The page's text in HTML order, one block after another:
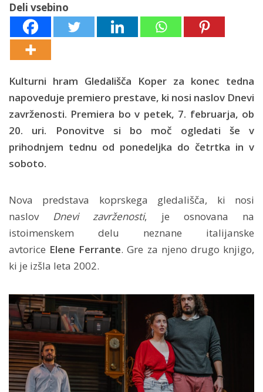
Deli vsebino
Kulturni hram Gledališča Koper za konec tedna
napoveduje premiero prestave, ki nosi naslov Dnevi
zavrženosti. Premiera bo v petek, 7. februarja, ob
20. uri. Ponovitve si bo moč ogledati še v
prihodnjem tednu od ponedeljka do četrtka in v
soboto.
Nova predstava koprskega gledališča, ki nosi
naslov Dnevi zavrženosti, je osnovana na
istoimenskem delu neznane italijanske
avtorice Elene Ferrante. Gre za njeno drugo knjigo,
ki je izšla leta 2002.